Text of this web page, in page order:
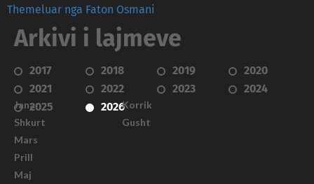
Themeluar nga Faton Osmani
Arkivi i lajmeve
2017 2018 2019
2020
2021
2022 2023
2024
2025
2026
Janar
Shkurt
Mars
Prill
Maj
Korrik
Gusht